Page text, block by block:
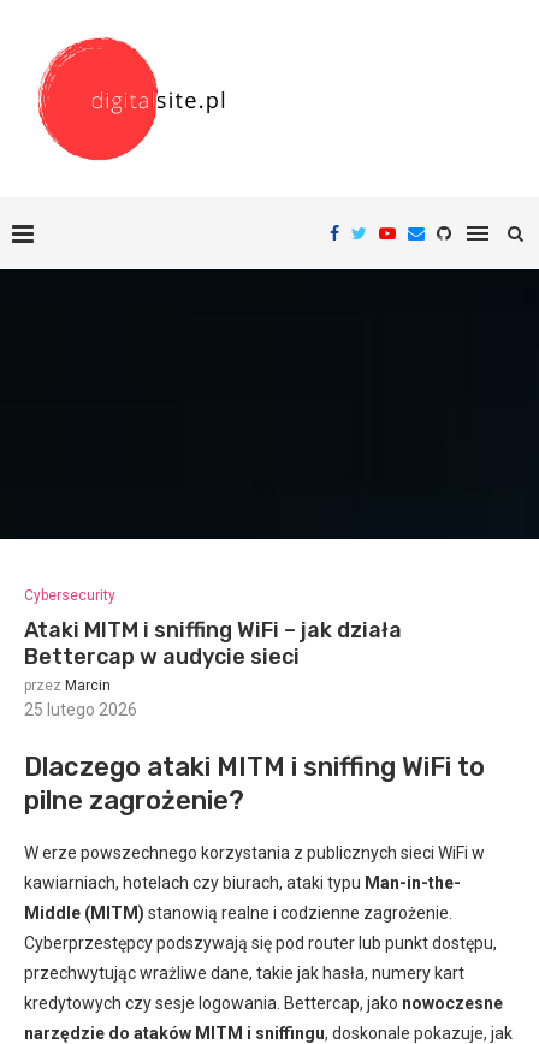
Cybersecurity
Ataki MITM i sniffing WiFi – jak działa
Bettercap w audycie sieci
przez Marcin
25 lutego 2026
Dlaczego ataki MITM i sniffing WiFi to
pilne zagrożenie?
W erze powszechnego korzystania z publicznych sieci WiFi w
kawiarniach, hotelach czy biurach, ataki typu Man-in-the-
Middle (MITM) stanowią realne i codzienne zagrożenie.
Cyberprzestępcy podszywają się pod router lub punkt dostępu,
przechwytując wrażliwe dane, takie jak hasła, numery kart
kredytowych czy sesje logowania. Bettercap, jako nowoczesne
narzędzie do ataków MITM i sniffingu, doskonale pokazuje, jak